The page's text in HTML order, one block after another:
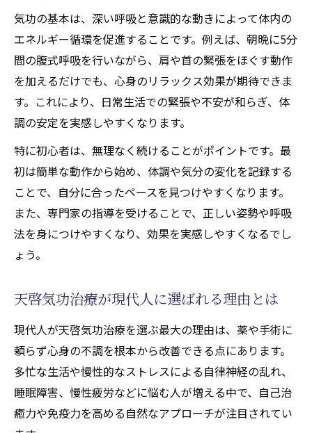
天啓気功治療による深いリラクゼーション
体験
心と体を結ぶ天啓気功治療の基本アプロー
チ
天啓気功治療で生まれる前向きな変化とは
日常に取り入れたい天啓気功治療の実践法
天啓気功治療を毎日の習慣にする実践ステ
ップ
自宅でできる天啓気功治療の基本動作
天啓気功治療の呼吸法で心身をリセット
忙しい日々に天啓気功治療を取り入れるコ
化
天啓気功治療の特徴と基本理論をわかりやすく
解説
天啓気功治療の基本理論と仕組みを理解す
る
気の流れを重視した天啓気功治療の特徴
気功の基本は、深い呼吸と意識的な動きによって体内の
エネルギー循環を促進することです。例えば、朝晩に5分
間の腹式呼吸を行いながら、肩や首の緊張をほぐす動作
を加えるだけでも、心身のリラックス効果が期待できま
す。これにより、日常生活での緊張や不安が和らぎ、体
調の安定を実感しやすくなります。
特に初心者は、無理なく続けることがポイントです。最
初は簡単な動作から始め、体調や気分の変化を記録する
ことで、自分に合ったペースを見つけやすくなります。
また、専門家の指導を受けることで、正しい姿勢や呼吸
法を身につけやすくなり、効果を実感しやすくなるでし
ょう。
天啓気功治療が現代人に選ばれる理由とは
現代人が天啓気功治療を選ぶ最大の理由は、薬や手術に
頼らず心身の不調を根本から改善できる点にあります。
多忙な生活や慢性的なストレスによる自律神経の乱れ、
睡眠障害、慢性疲労などに悩む人が増える中で、自己治
癒力や免疫力を高める自然なアプローチが注目されてい